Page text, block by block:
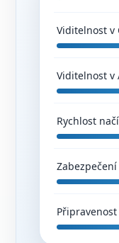
Viditelnost v
Viditelnost v
Rychlost
Zabezpečení